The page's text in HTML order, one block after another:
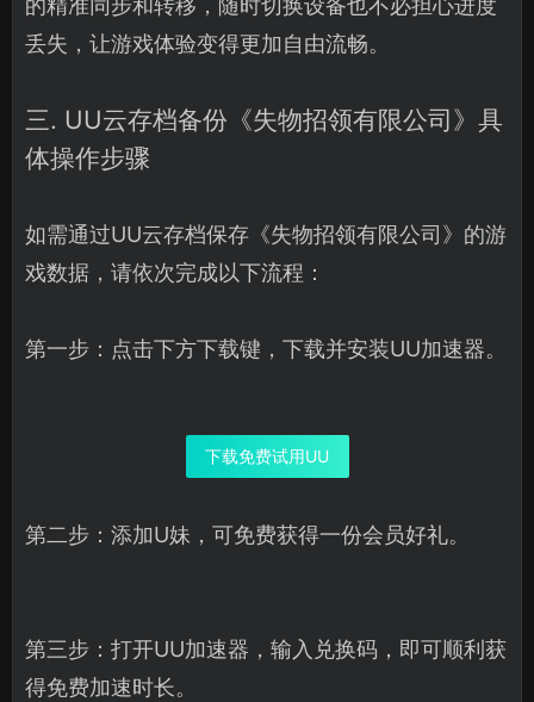
的精准同步和转移，随时切换设备也不必担心进度
丢失，让游戏体验变得更加自由流畅。
三. UU云存档备份《失物招领有限公司》具
体操作步骤
如需通过UU云存档保存《失物招领有限公司》的游
戏数据，请依次完成以下流程：
第一步：点击下方下载键，下载并安装UU加速器。
下载免费试用UU
第二步：添加U妹，可免费获得一份会员好礼。
第三步：打开UU加速器，输入兑换码，即可顺利获
得免费加速时长。